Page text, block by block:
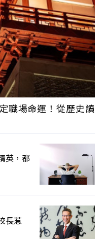
職場命運！從歷史讀
英，都
長惹